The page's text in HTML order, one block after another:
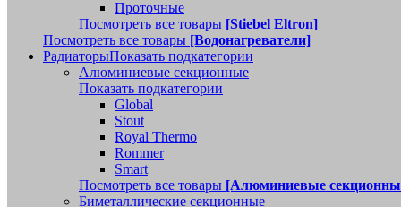
Проточные
Посмотреть все товары [Stiebel Eltron]
Посмотреть все товары [Водонагреватели]
РадиаторыПоказать подкатегории
Алюминиевые секционные
Показать подкатегории
Global
Stout
Royal Thermo
Rommer
Smart
Посмотреть все товары [Алюминиевые
Биметаллические секционные